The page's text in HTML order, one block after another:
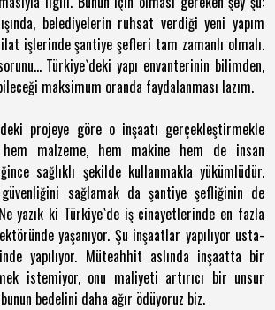
belediyelerin ruhsat verdiği yeni yapım
işlerinde şantiye şefleri tam zamanlı olmalı.
Türkiye`deki yapı envanterinin bilimden,
maksimum oranda faydalanması lazım.
projeye göre o inşaatı gerçekleştirmekle
malzeme, hem makine hem de insan
sağlıklı şekilde kullanmakla yükümlüdür.
sağlamak da şantiye şefliğinin de
yazık ki Türkiye`de iş cinayetlerinde en fazla
yaşanıyor. Şu inşaatlar yapılıyor usta-
yapılıyor. Müteahhit aslında inşaatta bir
istemiyor, onu maliyeti artırıcı bir unsur
bedelini daha ağır ödüyoruz biz.